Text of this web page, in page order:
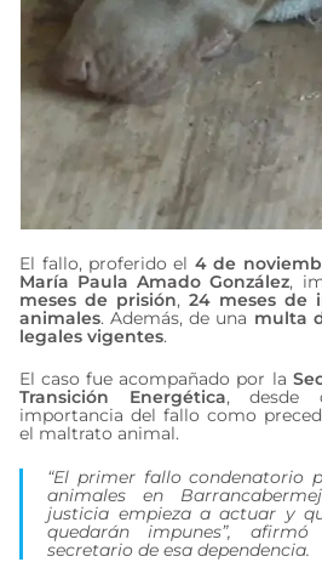
El fallo, proferido el 4 de
María Paula Amado González,
meses de prisión,24 meses de
animales. Además, de una multa
legales vigentes.
El caso fue acompañado por la
Transición Energética, desde
importancia del fallo como
el maltrato animal.
“El primer fallo condenatorio
animales en
justicia empieza a actuar y
quedarán impunes”, afirmó
secretario de esa dependencia.